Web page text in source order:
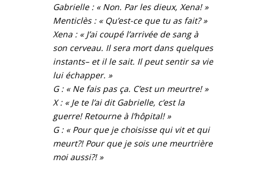
Gabrielle : « Non. Par les dieux, Xena! »
Menticlès : « Qu’est-ce que tu as fait? »
Xena : « J’ai coupé l’arrivée de sang à
son cerveau. Il sera mort dans quelques
instants– et il le sait. Il peut sentir sa vie
lui échapper. »
G : « Ne fais pas ça. C’est un meurtre! »
X : « Je te l’ai dit Gabrielle, c’est la
guerre! Retourne à l’hôpital! »
G : « Pour que je choisisse qui vit et qui
meurt?! Pour que je sois une meurtrière
moi aussi?! »